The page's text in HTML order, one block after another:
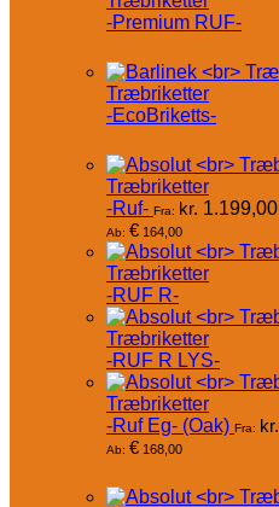
-Premium RUF-
Træbriketter
-EcoBriketts-
Træbriketter
-Ruf- Fra: kr. 1.199,00
Ab: € 164,00
Træbriketter
-RUF R-
Træbriketter
-RUF R LYS-
Træbriketter
-Ruf Eg- (Oak) Fra: kr.
Ab: € 168,00